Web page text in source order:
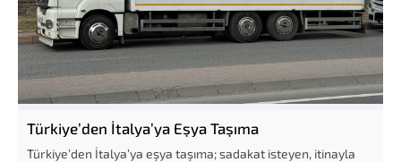
Türkiye’den İtalya’ya Eşya Taşıma
Türkiye’den İtalya’ya eşya taşıma; sadakat isteyen, itinayla